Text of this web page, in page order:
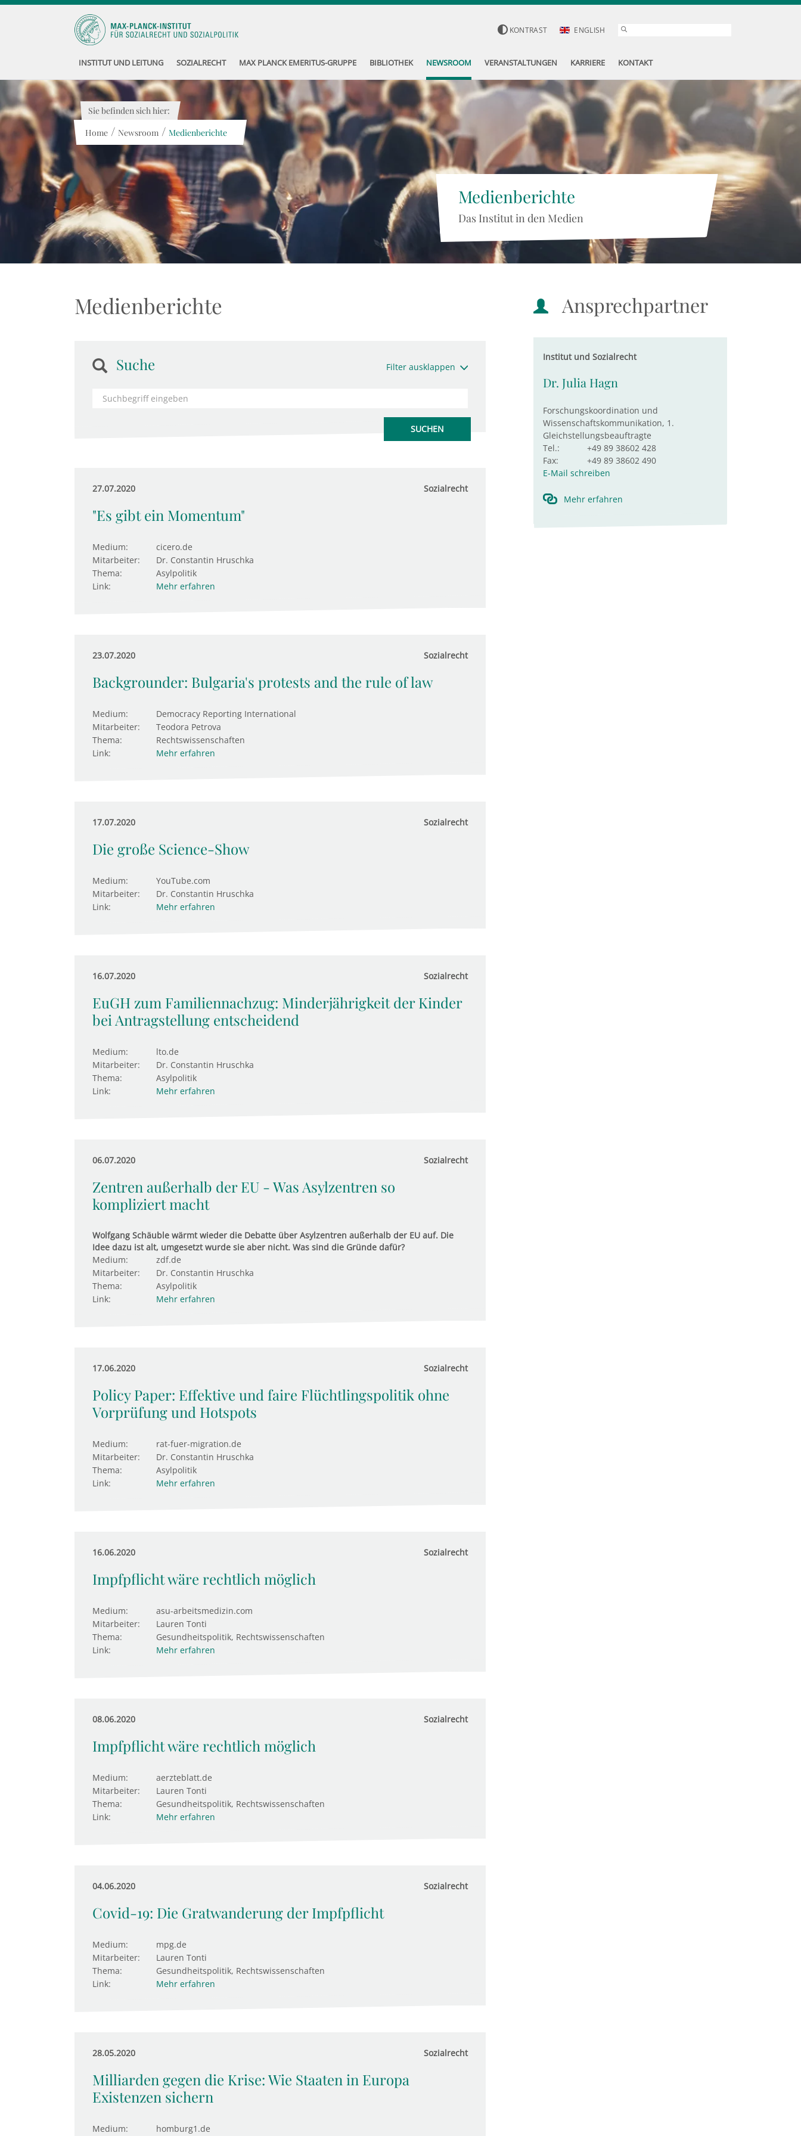
KONTRAST ENGLISH
INSTITUT UND LEITUNG SOZIALRECHT MAX PLANCK EMERITUS-GRUPPE BIBLIOTHEK NEWSROOM VERANSTALTUNGEN KARRIERE KONTAKT
Medienberichte
Das Institut in den Medien
Sie befinden sich hier:
Home / Newsroom / Medienberichte
Medienberichte
Suche Filter ausklappen
27.07.2020 Sozialrecht
"Es gibt ein Momentum"
Medium:
cicero.de
Mitarbeiter:
Dr. Constantin Hruschka
Thema:
Asylpolitik
Link:
Mehr erfahren
23.07.2020 Sozialrecht
Backgrounder: Bulgaria's protests and the rule of law
Medium:
Democracy Reporting International
Mitarbeiter:
Teodora Petrova
Thema:
Rechtswissenschaften
Link:
Mehr erfahren
17.07.2020 Sozialrecht
Die große Science-Show
Medium:
YouTube.com
Mitarbeiter:
Dr. Constantin Hruschka
Link:
Mehr erfahren
16.07.2020 Sozialrecht
EuGH zum Familiennachzug: Min­der­jäh­rig­keit der Kinder
bei Antrag­stel­lung ent­schei­dend
Medium:
lto.de
Mitarbeiter:
Dr. Constantin Hruschka
Thema:
Asylpolitik
Link:
Mehr erfahren
06.07.2020 Sozialrecht
Zentren außerhalb der EU - Was Asylzentren so
kompliziert macht
Wolfgang Schäuble wärmt wieder die Debatte über Asylzentren außerhalb der EU auf. Die
Idee dazu ist alt, umgesetzt wurde sie aber nicht. Was sind die Gründe dafür?
Medium:
zdf.de
Mitarbeiter:
Dr. Constantin Hruschka
Thema:
Asylpolitik
Link:
Mehr erfahren
17.06.2020 Sozialrecht
Policy Paper: Effektive und faire Flüchtlingspolitik ohne
Vorprüfung und Hotspots
Medium:
rat-fuer-migration.de
Mitarbeiter:
Dr. Constantin Hruschka
Thema:
Asylpolitik
Link:
Mehr erfahren
16.06.2020 Sozialrecht
Impfpflicht wäre rechtlich möglich
Medium:
asu-arbeitsmedizin.com
Mitarbeiter:
Lauren Tonti
Thema:
Gesundheitspolitik, Rechtswissenschaften
Link:
Mehr erfahren
08.06.2020 Sozialrecht
Impfpflicht wäre rechtlich möglich
Medium:
aerzteblatt.de
Mitarbeiter:
Lauren Tonti
Thema:
Gesundheitspolitik, Rechtswissenschaften
Link:
Mehr erfahren
04.06.2020 Sozialrecht
Covid-19: Die Gratwanderung der Impfpflicht
Medium:
mpg.de
Mitarbeiter:
Lauren Tonti
Thema:
Gesundheitspolitik, Rechtswissenschaften
Link:
Mehr erfahren
28.05.2020 Sozialrecht
Milliarden gegen die Krise: Wie Staaten in Europa
Existenzen sichern
Medium: homburg1.de
Ansprechpartner
Institut und Sozialrecht
Dr. Julia Hagn
Forschungskoordination und
Wissenschaftskommunikation, 1.
Gleichstellungsbeauftragte
Tel.:
+49 89 38602 428
Fax:
+49 89 38602 490
E-Mail schreiben
Mehr erfahren